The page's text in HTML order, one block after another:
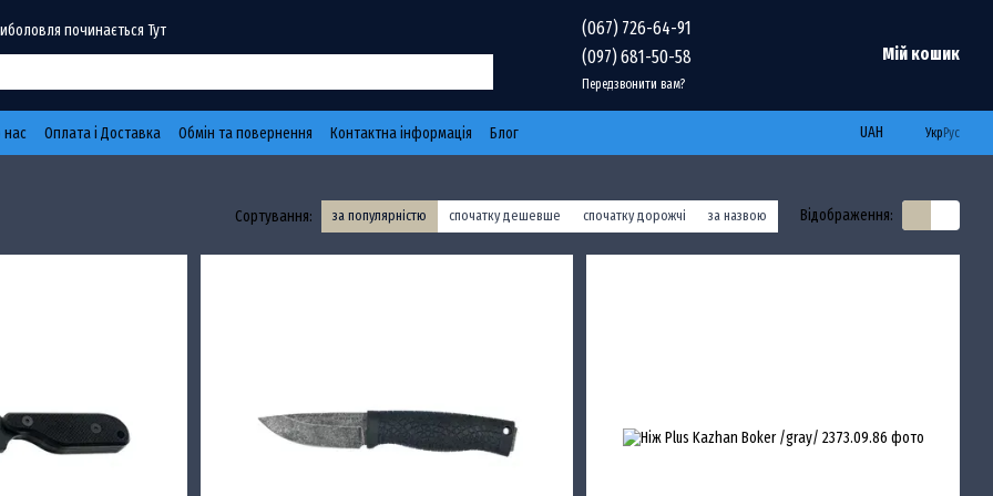
починається Тут
(067) 726-64-91
(097) 681-50-58
Передзвонити вам?
Мій кошик
нас Оплата і Доставка Обмін та повернення Контактна інформація Блог UAH Укр Рус
Сортування: за популярністю спочатку дешевше спочатку дорожчі за назвою Відображення: